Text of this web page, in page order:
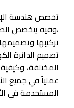
تخصص هندسة
،وفيه يتخصص
تركيبها
تصميم الدائرة
المختلفة،
عملياُ في جميع
المستخدمة في